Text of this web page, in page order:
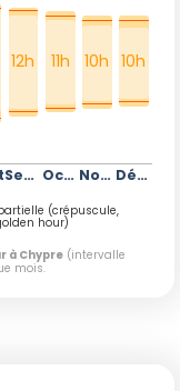
Septembre
12h
Octobre
11h
Novembre
10h
Décembre
10h
(crépuscule,
hour)
à Chypre (intervalle
mois.